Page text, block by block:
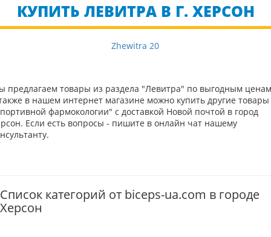
КУПИТЬ ЛЕВИТРА В Г. ХЕРСОН
Zhewitra 20
предлагаем товары из раздела "Левитра" по выгодным
в нашем интернет магазине можно купить другие товары
фармокологии" с доставкой Новой почтой в город
Если есть вопросы - пишите в онлайн чат нашему
Список категорий от biceps-ua.com в городе
Херсон